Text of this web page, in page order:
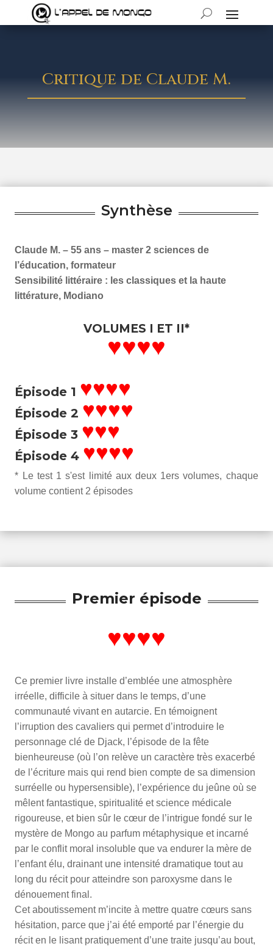
Critique de Claude M.
Synthèse
Claude M. – 55 ans – master 2 sciences de
l’éducation, formateur
Sensibilité littéraire : les classiques et la haute
littérature, Modiano
VOLUMES I ET II*
♥♥♥♥
Épisode 1 ♥♥♥♥
Épisode 2 ♥♥♥♥
Épisode 3 ♥♥♥
Épisode 4 ♥♥♥♥
* Le test 1 s'est limité aux deux 1ers volumes, chaque
volume contient 2 épisodes
Premier épisode
♥♥♥♥
Ce premier livre installe d’emblée une atmosphère
irréelle, difficile à situer dans le temps, d’une
communauté vivant en autarcie. En témoignent
l’irruption des cavaliers qui permet d’introduire le
personnage clé de Djack, l’épisode de la fête
bienheureuse (où l’on relève un caractère très exacerbé
de l’écriture mais qui rend bien compte de sa dimension
surréelle ou hypersensible), l’expérience du jeûne où se
mêlent fantastique, spiritualité et science médicale
rigoureuse, et bien sûr le cœur de l’intrigue fondé sur le
mystère de Mongo au parfum métaphysique et incarné
par le conflit moral insoluble que va endurer la mère de
l’enfant élu, drainant une intensité dramatique tout au
long du récit pour atteindre son paroxysme dans le
dénouement final.
Cet aboutissement m’incite à mettre quatre cœurs sans
hésitation, parce que j’ai été emporté par l’énergie du
récit en le lisant pratiquement d’une traite jusqu’au bout,